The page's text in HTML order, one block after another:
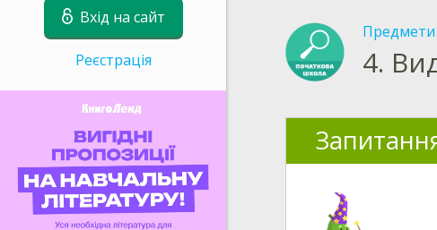
Вхід на сайт
Реєстрація
Предмети
4.